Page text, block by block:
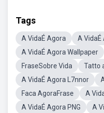
Tags
A VidaÉ Agora
A VidaÉ
A VidaÉ Agora Wallpaper
FraseSobre Vida
Tatto
A VidaÉ Agora L7nnor
Faca AgoraFrase
A
A VidaÉ Agora PNG
A